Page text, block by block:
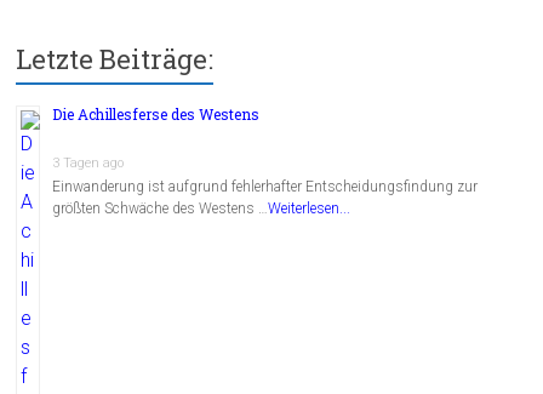
Letzte Beiträge:
Die Achillesferse des Westens
3 Tagen ago
Einwanderung ist aufgrund fehlerhafter Entscheidungsfindung zur
größten Schwäche des Westens …Weiterlesen...